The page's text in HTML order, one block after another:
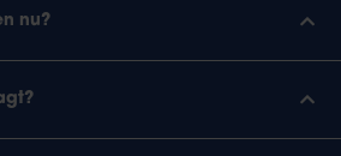
nu?